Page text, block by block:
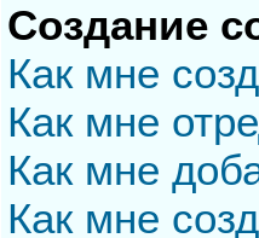
Создание
Как мне
Как мне
Как мне
Как мне